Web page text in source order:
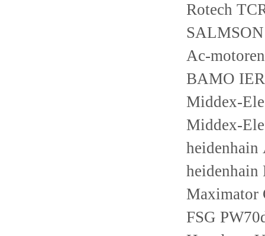
Rotech
Ac-
BAMO
Middex-
Middex-
Maximator
FSG